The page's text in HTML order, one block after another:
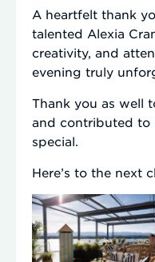
A heartfelt thank
talented Alexia
creativity, and
evening truly
Thank you as well
and contributed to
special.
Here’s to the next